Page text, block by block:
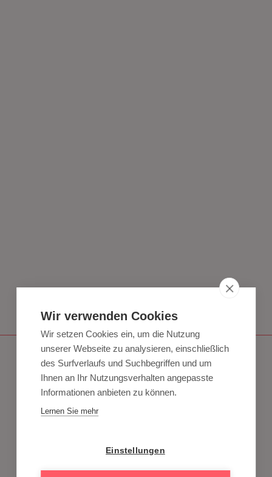
Inhaltsverzeichnis
TikTok SEO: Was ist das?
How To: TikTok SEO in 7 Schritten
Wir verwenden Cookies
Wir setzen Cookies ein, um die Nutzung
unserer Webseite zu analysieren, einschließlich
des Surfverlaufs und Suchbegriffen und um
Ihnen an Ihr Nutzungsverhalten angepasste
Informationen anbieten zu können.
Lernen Sie mehr
Einstellungen